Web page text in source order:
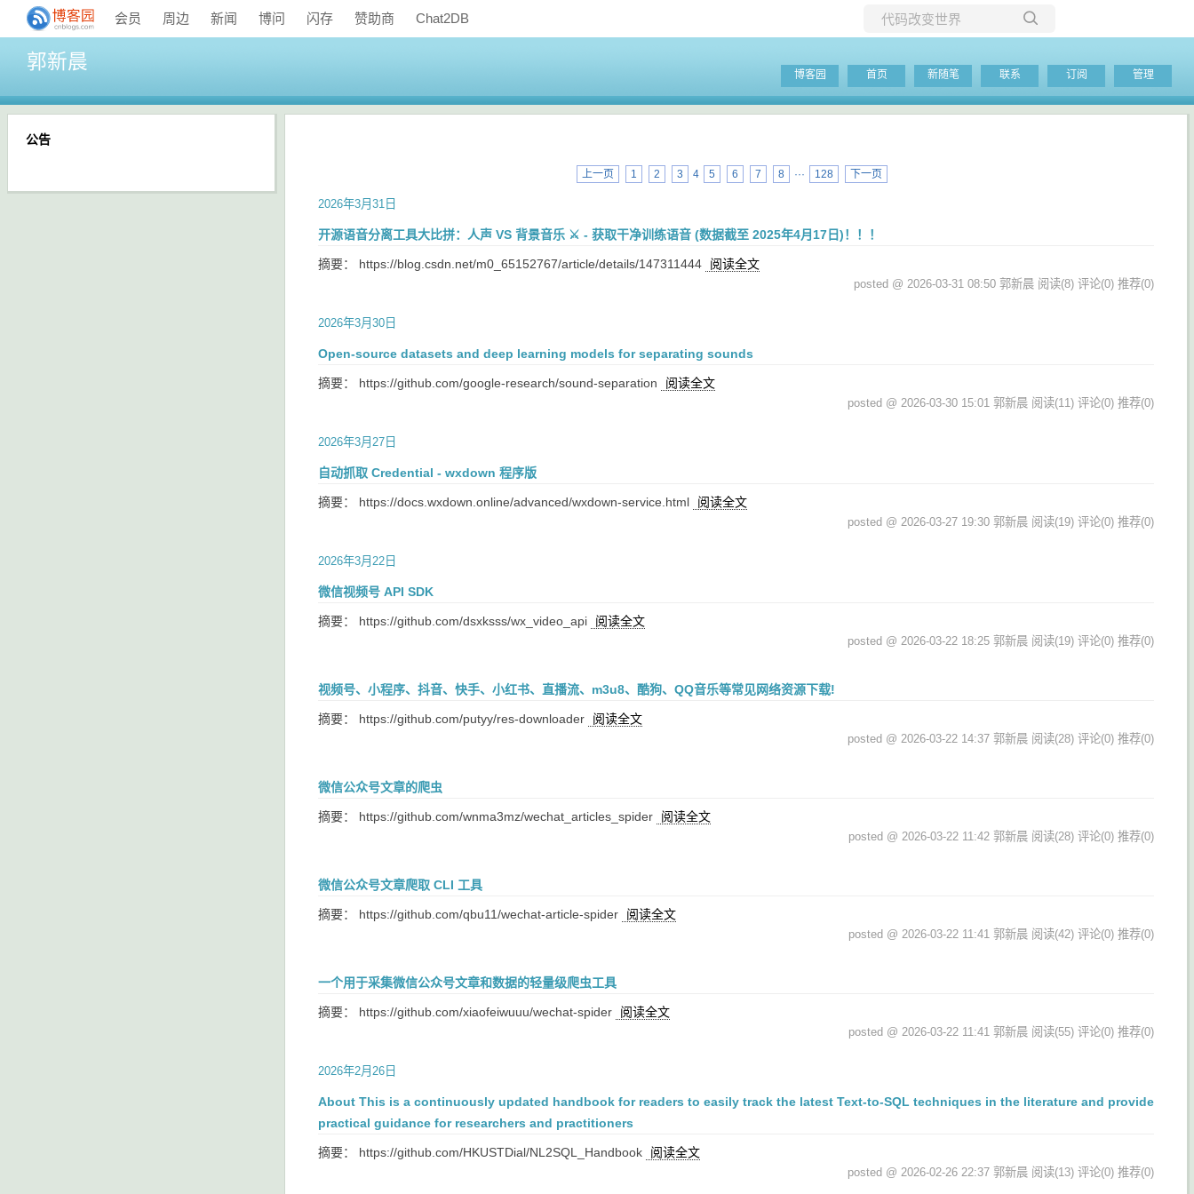
会员 周边 新闻 博问 闪存 赞助商 Chat2DB
当前博客
郭新晨
博客园 首页 新随笔 联系 订阅 管理
上一页 1 2 3 4 5 6 7 8 ··· 128 下一页
2026年3月31日
开源语音分离工具大比拼：人声 VS 背景音乐 ⚔️ - 获取干净训练语音 (数据截至 2025年4月17日)！！！
摘要： https://blog.csdn.net/m0_65152767/article/details/147311444 阅读全文
posted @ 2026-03-31 08:50 郭新晨 阅读(8) 评论(0) 推荐(0)
2026年3月30日
Open-source datasets and deep learning models for separating sounds
摘要： https://github.com/google-research/sound-separation 阅读全文
posted @ 2026-03-30 15:01 郭新晨 阅读(11) 评论(0) 推荐(0)
2026年3月27日
自动抓取 Credential - wxdown 程序版
摘要： https://docs.wxdown.online/advanced/wxdown-service.html 阅读全文
posted @ 2026-03-27 19:30 郭新晨 阅读(19) 评论(0) 推荐(0)
2026年3月22日
微信视频号 API SDK
摘要： https://github.com/dsxksss/wx_video_api 阅读全文
posted @ 2026-03-22 18:25 郭新晨 阅读(19) 评论(0) 推荐(0)
视频号、小程序、抖音、快手、小红书、直播流、m3u8、酷狗、QQ音乐等常见网络资源下载!
摘要： https://github.com/putyy/res-downloader 阅读全文
posted @ 2026-03-22 14:37 郭新晨 阅读(28) 评论(0) 推荐(0)
微信公众号文章的爬虫
摘要： https://github.com/wnma3mz/wechat_articles_spider 阅读全文
posted @ 2026-03-22 11:42 郭新晨 阅读(28) 评论(0) 推荐(0)
微信公众号文章爬取 CLI 工具
摘要： https://github.com/qbu11/wechat-article-spider 阅读全文
posted @ 2026-03-22 11:41 郭新晨 阅读(42) 评论(0) 推荐(0)
一个用于采集微信公众号文章和数据的轻量级爬虫工具
摘要： https://github.com/xiaofeiwuuu/wechat-spider 阅读全文
posted @ 2026-03-22 11:41 郭新晨 阅读(55) 评论(0) 推荐(0)
2026年2月26日
About This is a continuously updated handbook for readers to easily track the latest Text-to-SQL techniques in the literature and provide
practical guidance for researchers and practitioners
摘要： https://github.com/HKUSTDial/NL2SQL_Handbook 阅读全文
posted @ 2026-02-26 22:37 郭新晨 阅读(13) 评论(0) 推荐(0)
公告